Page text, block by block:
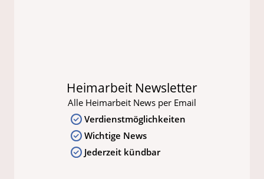
Heimarbeit Newsletter
Alle Heimarbeit News per Email
Verdienstmöglichkeiten
Wichtige News
Jederzeit kündbar